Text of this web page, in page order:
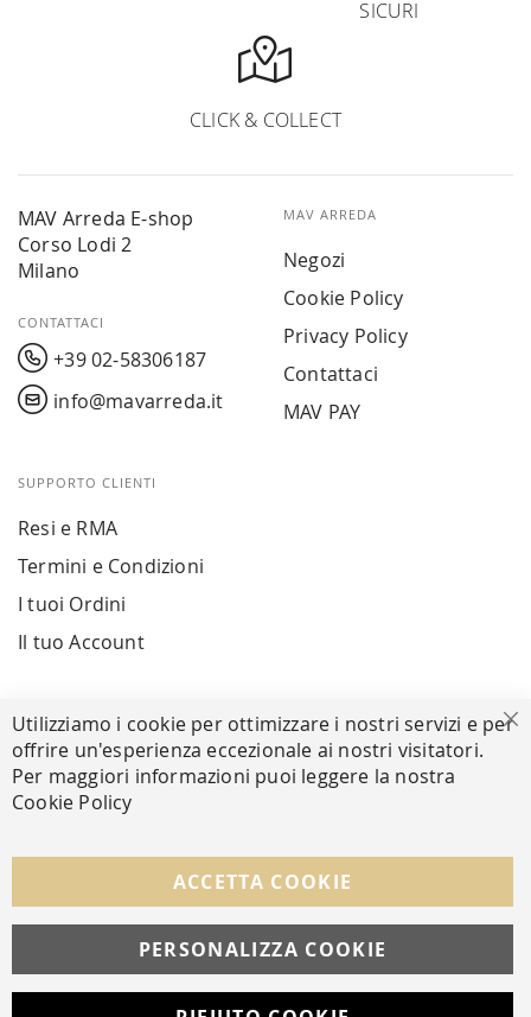
SICURI
CLICK & COLLECT
MAV Arreda E-shop
Corso Lodi 2
Milano
CONTATTACI
+39 02-58306187
info@mavarreda.it
MAV ARREDA
Negozi
Cookie Policy
Privacy Policy
Contattaci
MAV PAY
SUPPORTO CLIENTI
Resi e RMA
Termini e Condizioni
I tuoi Ordini
Il tuo Account
Facebook Instagram Whatsapp
© Copyright MAV Arreda s.r.l. | P.IVA IT05919160969
Via Galileo Galilei, 14 | Milano
Utilizziamo i cookie per ottimizzare i nostri servizi e per
offrire un'esperienza eccezionale ai nostri visitatori.
Per maggiori informazioni puoi leggere la nostra
Cookie Policy
ACCETTA COOKIE
PERSONALIZZA COOKIE